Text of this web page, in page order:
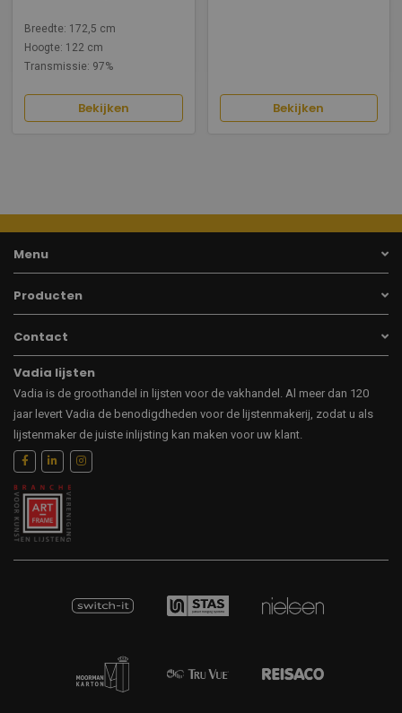
Breedte: 172,5 cm
Hoogte: 122 cm
Transmissie: 97%
Bekijken Bekijken
Menu
Producten
Contact
Vadia lijsten
Vadia is de groothandel in lijsten voor de vakhandel. Al meer dan 120
jaar levert Vadia de benodigdheden voor de lijstenmakerij, zodat u als
lijstenmaker de juiste inlijsting kan maken voor uw klant.